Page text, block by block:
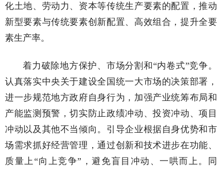
化土地、劳动力、资本等传统生产要素的配置，推动
新型要素与传统要素创新配置、高效组合，提升全要
素生产率。
着力破除地方保护、市场分割和“内卷式”竞争。
认真落实中央关于建设全国统一大市场的决策部署，
进一步规范地方政府自身行为，加强产业统筹布局和
产能监测预警，切实防止政绩冲动、投资冲动、项目
冲动以及其他不当倾向。引导企业根据自身优势和市
场需求抓好经营管理，通过创新和技术进步在功能、
质量上“向上竞争”，避免盲目冲动、一哄而上。同